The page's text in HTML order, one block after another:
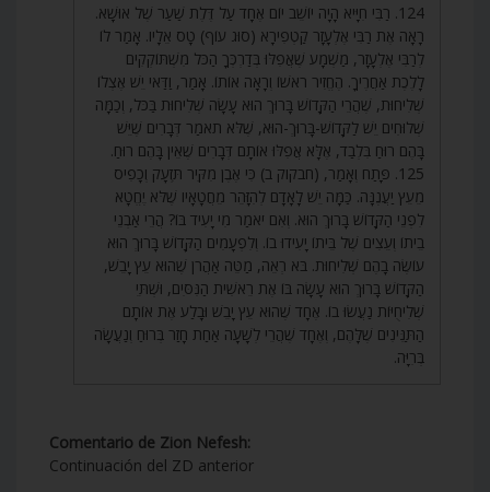
124. רַבִּי חִיָּיא הָיָה יוֹשֵׁב יוֹם אֶחָד עַל דֶּלֶת שַׁעַר שֶׁל אוּשָׁא.
רָאָה אֶת רַבִּי אֶלְעָזָר קַטְפִירָא (סוּג עוֹף) טָס אֵלָיו. אָמַר לוֹ
לְרַבִּי אֶלְעָזָר, מַשְׁמָע שֶׁאֲפִלּוּ בְּדַרְכְּךָ הַכֹּל מִשְׁתּוֹקְקִים
לָלֶכֶת אַחֲרֶיךָ. הֶחֱזִיר רֹאשׁוֹ וְרָאָה אוֹתוֹ. אָמַר, וַדַּאי יֵשׁ אֶצְלוֹ
שְׁלִיחוּת, שֶׁהֲרֵי הַקָּדוֹשׁ בָּרוּךְ הוּא עָשָׂה שְׁלִיחוּת בַּכֹּל, וְכַמָּה
שְׁלוּחִים יֵשׁ לַקָּדוֹשׁ-בָּרוּךְ-הוּא, שֶׁלֹּא תֹאמַר דְּבָרִים שֶׁיֵּשׁ
בָּהֶם רוּחַ בִּלְבַד, אֶלָּא אֲפִלּוּ אוֹתָם דְּבָרִים שֶׁאֵין בָּהֶם רוּחַ.
125. פָּתַח וְאָמַר, (חבקוק ב) כִּי אֶבֶן מִקִּיר תִּזְעָק וְכָפִיס
מֵעֵץ יַעֲנֶנָּה. כַּמָּה יֵשׁ לָאָדָם לְהִזָּהֵר מֵחֲטָאָיו שֶׁלֹּא יֶחֱטָא
לִפְנֵי הַקָּדוֹשׁ בָּרוּךְ הוּא. וְאִם יֹאמַר מִי יָעִיד בּוֹ? הֲרֵי אַבְנֵי
בֵיתוֹ וְעֵצִים שֶׁל בֵּיתוֹ יָעִידוּ בוֹ. וְלִפְעָמִים הַקָּדוֹשׁ בָּרוּךְ הוּא
עוֹשֶׂה בָהֶם שְׁלִיחוּת. בֹּא רְאֵה, מַטֵּה אַהֲרֹן שֶׁהוּא עֵץ יָבֵשׁ,
הַקָּדוֹשׁ בָּרוּךְ הוּא עָשָׂה בּוֹ אֶת רֵאשִׁית הַנִּסִּים, וּשְׁתֵּי
שְׁלִיחֻיּוֹת נַעֲשׂוּ בוֹ. אֶחָד שֶׁהוּא עֵץ יָבֵשׁ וּבָלַע אֶת אוֹתָם
הַתַּנִּינִים שֶׁלָּהֶם, וְאֶחָד שֶׁהֲרֵי לְשָׁעָה אַחַת חָזַר בְּרוּחַ וְנַעֲשָׂה
בְּרִיָּה.
Comentario de Zion Nefesh:
Continuación del ZD anterior